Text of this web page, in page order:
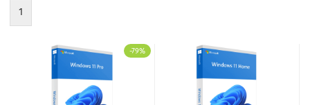
1
-79%